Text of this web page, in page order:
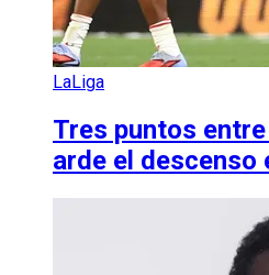
LaLiga
Tres puntos
arde el descenso